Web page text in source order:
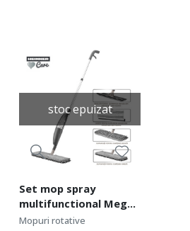
stoc epuizat
Set mop spray
multifunctional Mega
Clean, Heinner HR-GHR-
Mopuri rotative